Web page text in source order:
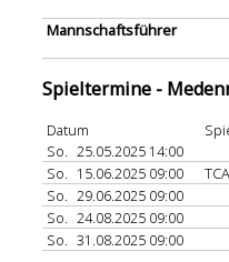
Mannschaftsführer
Spieltermine -
Datum
So. 25.05.2025 14:00
So. 15.06.2025 09:00
So. 29.06.2025 09:00
So. 24.08.2025 09:00
So. 31.08.2025 09:00